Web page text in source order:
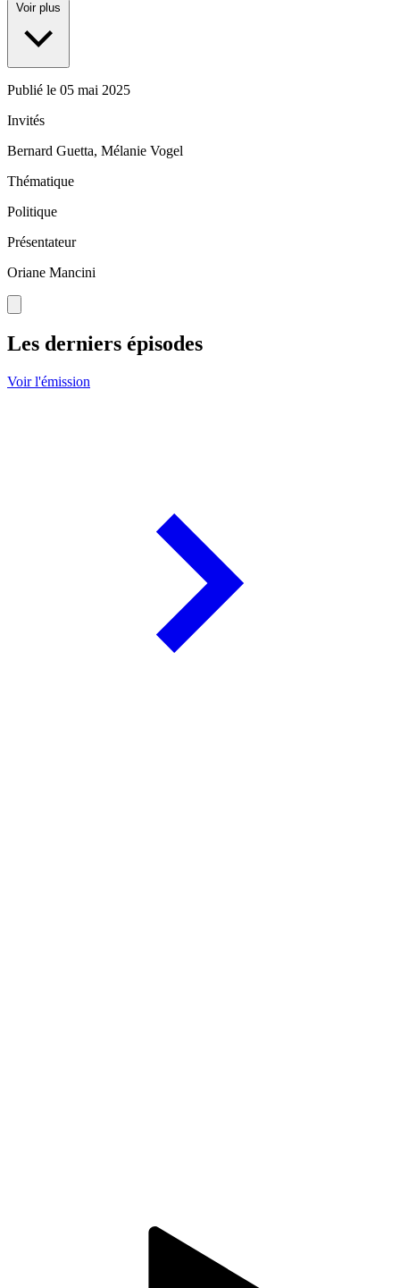
Voir plus
Publié le 05 mai 2025
Invités
Bernard Guetta, Mélanie Vogel
Thématique
Politique
Présentateur
Oriane Mancini
Les derniers épisodes
Voir l'émission